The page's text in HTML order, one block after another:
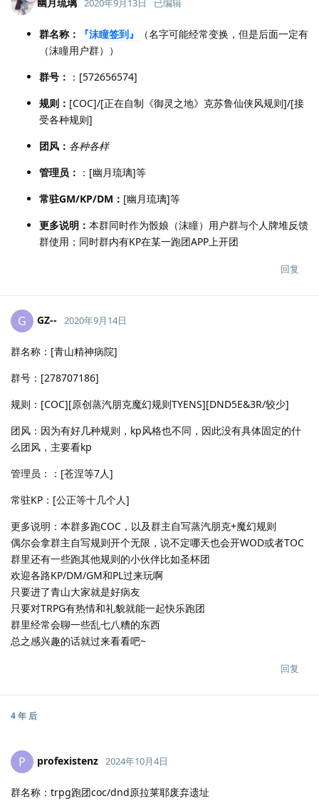
2020年9月13日 已编辑
群名称： 『沫瞳签到』
（名字可能经常变换，但是后面一定有
（沫瞳用户群））
群号： ：[572656574]
规则： [COC]/[正在自制《御灵之地》克苏鲁仙侠风规则]/[接
受各种规则]
团风： 各种各样
管理员： ：[幽月琉璃]等
常驻GM/KP/DM： [幽月琉璃]等
更多说明： 本群同时作为骰娘（沫瞳）用户群与个人牌堆反馈
群使用；同时群内有KP在某一跑团APP上开团
回复
G GZ-- 2020年9月14日
群名称：[青山精神病院]
群号：[278707186]
规则：[COC][原创蒸汽朋克魔幻规则TYENS][DND5E&3R/较少]
团风：因为有好几种规则，kp风格也不同，因此没有具体固定的什
么团风，主要看kp
管理员：：[苍涅等7人]
常驻KP：[公正等十几个人]
更多说明：本群多跑COC，以及群主自写蒸汽朋克+魔幻规则
偶尔会拿群主自写规则开个无限，说不定哪天也会开WOD或者TOC
群里还有一些跑其他规则的小伙伴比如圣杯团
欢迎各路KP/DM/GM和PL过来玩啊
只要进了青山大家就是好病友
只要对TRPG有热情和礼貌就能一起快乐跑团
群里经常会聊一些乱七八糟的东西
总之感兴趣的话就过来看看吧~
回复
4 年 后
P profexistenz 2024年10月4日
群名称：trpg跑团coc/dnd原拉莱耶废弃遗址